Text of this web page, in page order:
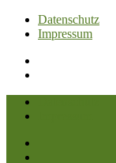
Datenschutz
Impressum